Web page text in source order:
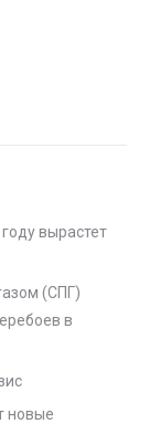
вырастет
(СПГ)
в
новые